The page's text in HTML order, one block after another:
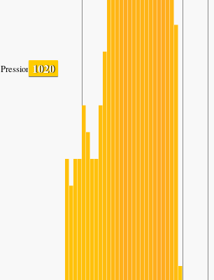
Pression 1020